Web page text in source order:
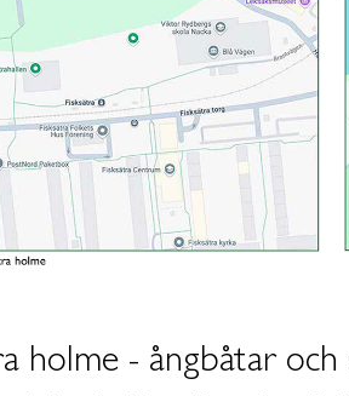
holme - ångbåtar